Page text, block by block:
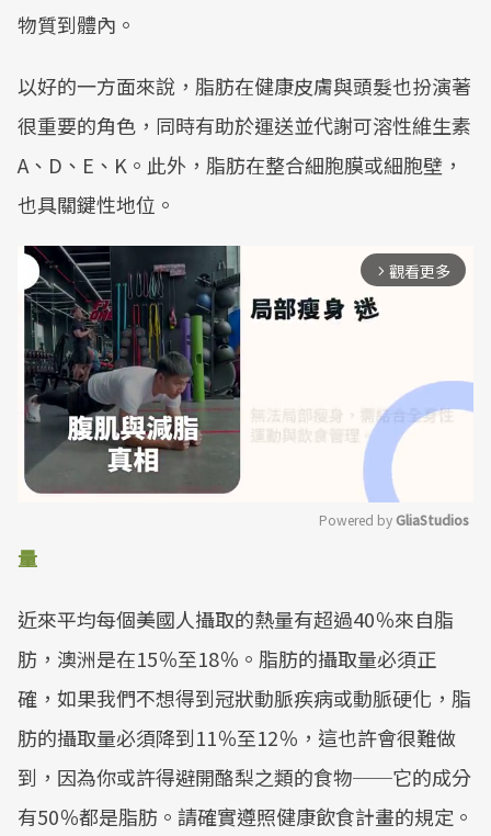
物質到體內。
以好的一方面來說，脂肪在健康皮膚與頭髮也扮演著
很重要的角色，同時有助於運送並代謝可溶性維生素
A、D、E、K。此外，脂肪在整合細胞膜或細胞壁，
也具關鍵性地位。
arrow_forward_ios 觀看更多
Powered by GliaStudios
量
近來平均每個美國人攝取的熱量有超過40％來自脂
肪，澳洲是在15％至18％。脂肪的攝取量必須正
確，如果我們不想得到冠狀動脈疾病或動脈硬化，脂
肪的攝取量必須降到11％至12％，這也許會很難做
到，因為你或許得避開酪梨之類的食物──它的成分
有50％都是脂肪。請確實遵照健康飲食計畫的規定。